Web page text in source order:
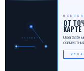
USERGATE
ОТ
КАРТЕ
UserGate